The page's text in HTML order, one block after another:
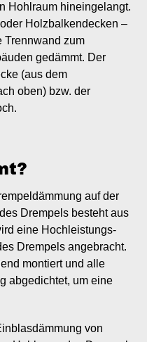
Hohlraum hineingelangt.
Holzbalkendecken –
Trennwand zum
gedämmt. Der
(aus dem
oben) bzw. der
auf der
Drempels besteht aus
eine Hochleistungs-
Drempels angebracht.
montiert und alle
abgedichtet, um eine
von